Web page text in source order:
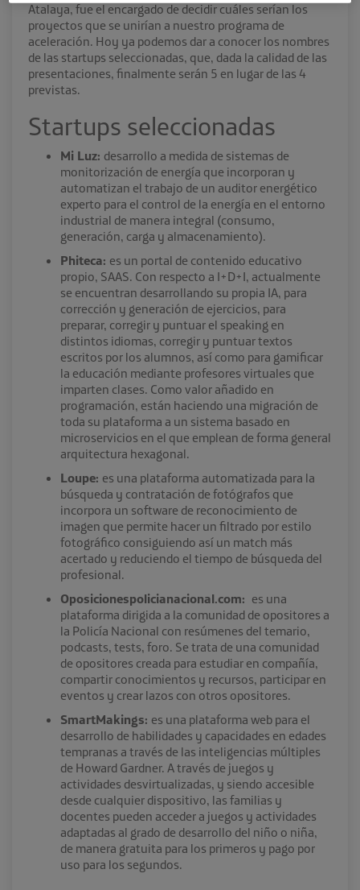
Atalaya, fue el encargado de decidir cuáles serían los
proyectos que se unirían a nuestro programa de
aceleración. Hoy ya podemos dar a conocer los nombres
de las startups seleccionadas, que, dada la calidad de las
presentaciones, finalmente serán 5 en lugar de las 4
previstas.
Startups seleccionadas
Mi Luz: desarrollo a medida de sistemas de
monitorización de energía que incorporan y
automatizan el trabajo de un auditor energético
experto para el control de la energía en el entorno
industrial de manera integral (consumo,
generación, carga y almacenamiento).
Phiteca: es un portal de contenido educativo
propio, SAAS. Con respecto a I+D+I, actualmente
se encuentran desarrollando su propia IA, para
corrección y generación de ejercicios, para
preparar, corregir y puntuar el speaking en
distintos idiomas, corregir y puntuar textos
escritos por los alumnos, así como para gamificar
la educación mediante profesores virtuales que
imparten clases. Como valor añadido en
programación, están haciendo una migración de
toda su plataforma a un sistema basado en
microservicios en el que emplean de forma general
arquitectura hexagonal.
Loupe: es una plataforma automatizada para la
búsqueda y contratación de fotógrafos que
incorpora un software de reconocimiento de
imagen que permite hacer un filtrado por estilo
fotográfico consiguiendo así un match más
acertado y reduciendo el tiempo de búsqueda del
profesional.
Oposicionespolicianacional.com: es una
plataforma dirigida a la comunidad de opositores a
la Policía Nacional con resúmenes del temario,
podcasts, tests, foro. Se trata de una comunidad
de opositores creada para estudiar en compañía,
compartir conocimientos y recursos, participar en
eventos y crear lazos con otros opositores.
SmartMakings: es una plataforma web para el
desarrollo de habilidades y capacidades en edades
tempranas a través de las inteligencias múltiples
de Howard Gardner. A través de juegos y
actividades desvirtualizadas, y siendo accesible
desde cualquier dispositivo, las familias y
docentes pueden acceder a juegos y actividades
adaptadas al grado de desarrollo del niño o niña,
de manera gratuita para los primeros y pago por
uso para los segundos.